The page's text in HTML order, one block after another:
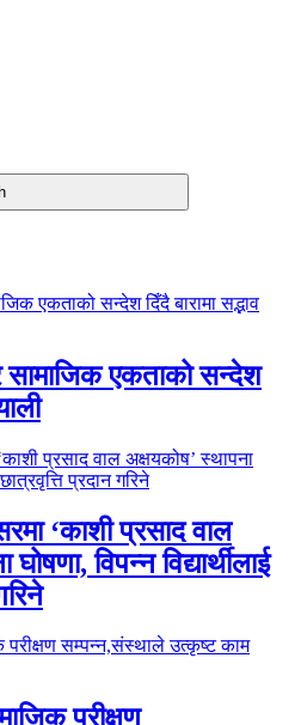
सामाजिक एकताको सन्देश
‘काशी प्रसाद वाल
विपन्न विद्यार्थीलाई
परीक्षण